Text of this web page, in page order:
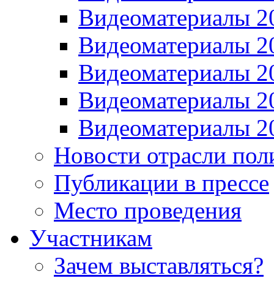
Видеоматериалы
Видеоматериалы
Видеоматериалы
Видеоматериалы
Видеоматериалы
Новости отрасли
Публикации в прессе
Место проведения
Участникам
Зачем выставляться?